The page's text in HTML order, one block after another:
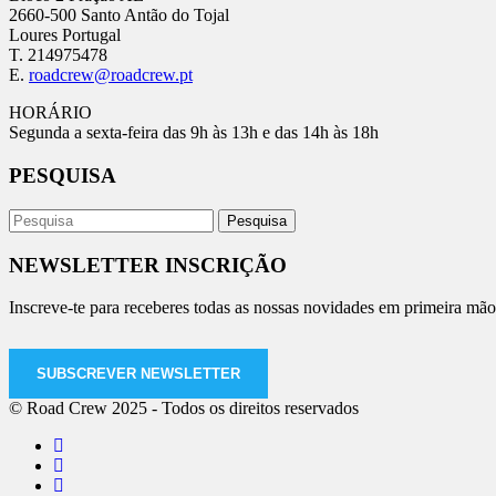
2660-500 Santo Antão do Tojal
Loures Portugal
T. 214975478
E. roadcrew@roadcrew.pt
HORÁRIO
Segunda a sexta-feira das 9h às 13h e das 14h às 18h
PESQUISA
NEWSLETTER INSCRIÇÃO
Inscreve-te para receberes todas as nossas novidades em primeira
SUBSCREVER NEWSLETTER
© Road Crew 2025 - Todos os direitos reservados